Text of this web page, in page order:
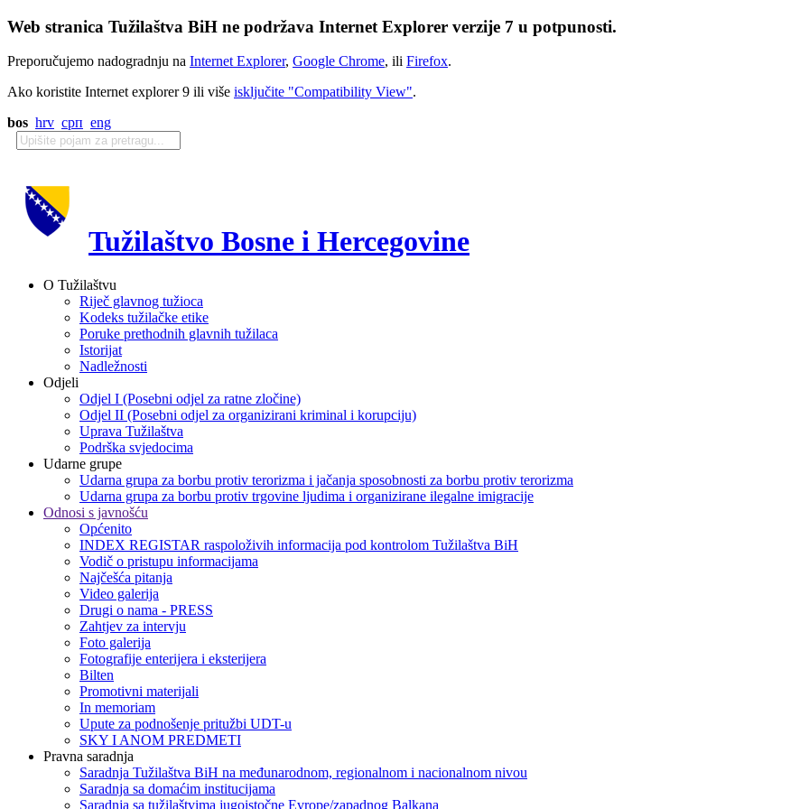
Web stranica Tužilaštva BiH ne podržava Internet Explorer verzije 7 u potpunosti.
Preporučujemo nadogradnju na Internet Explorer, Google Chrome, ili Firefox.
Ako koristite Internet explorer 9 ili više isključite "Compatibility View".
bos hrv срп eng
Tužilaštvo Bosne i Hercegovine
O Tužilaštvu
Riječ glavnog tužioca
Kodeks tužilačke etike
Poruke prethodnih glavnih tužilaca
Istorijat
Nadležnosti
Odjeli
Odjel I (Posebni odjel za ratne zločine)
Odjel II (Posebni odjel za organizirani kriminal i korupciju)
Uprava Tužilaštva
Podrška svjedocima
Udarne grupe
Udarna grupa za borbu protiv terorizma i jačanja sposobnosti za borbu protiv terorizma
Udarna grupa za borbu protiv trgovine ljudima i organizirane ilegalne imigracije
Odnosi s javnošću
Općenito
INDEX REGISTAR raspoloživih informacija pod kontrolom Tužilaštva BiH
Vodič o pristupu informacijama
Najčešća pitanja
Video galerija
Drugi o nama - PRESS
Zahtjev za intervju
Foto galerija
Fotografije enterijera i eksterijera
Bilten
Promotivni materijali
In memoriam
Upute za podnošenje pritužbi UDT-u
SKY I ANOM PREDMETI
Pravna saradnja
Saradnja Tužilaštva BiH na međunarodnom, regionalnom i nacionalnom nivou
Saradnja sa domaćim institucijama
Saradnja sa tužilaštvima jugoistočne Evrope/zapadnog Balkana